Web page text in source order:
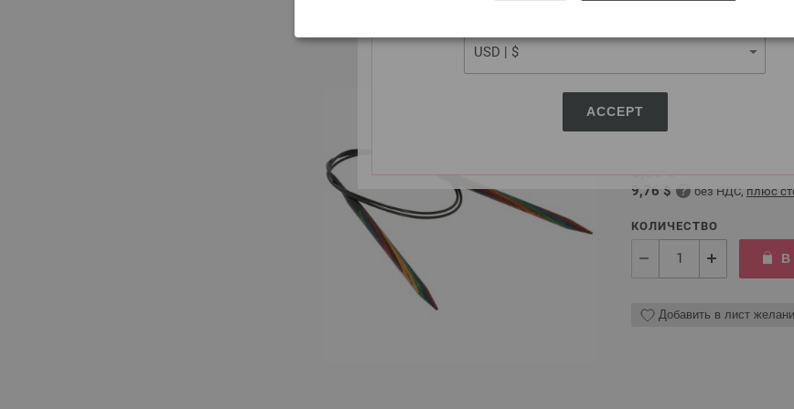
ACCEPT
Круговые спицы
Круговые спицы из
8,36 €
9,76 $ без НДС, плюс
КОЛИЧЕСТВО
В
Добавить в лист